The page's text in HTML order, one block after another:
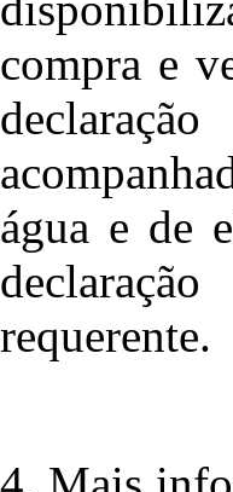
compra e
água e de
requerente.